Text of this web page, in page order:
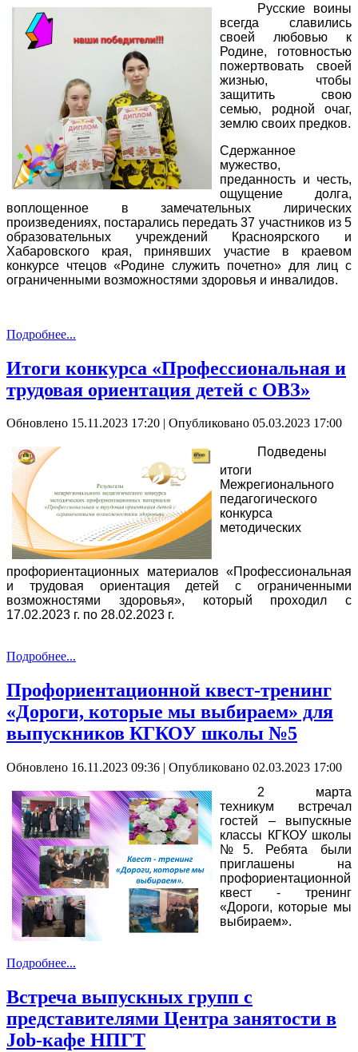
Русские воины
всегда славились
своей любовью к
Родине, готовностью
пожертвовать своей
жизнью, чтобы
защитить свою
семью, родной очаг,
землю своих предков.
Сдержанное
мужество,
преданность и честь,
ощущение долга,
воплощенное в замечательных лирических
произведениях, постарались передать 37 участников из 5
образовательных учреждений Красноярского и
Хабаровского края, принявших участие в краевом
конкурсе чтецов «Родине служить почетно» для лиц с
ограниченными возможностями здоровья и инвалидов.
Подробнее...
Итоги конкурса «Профессиональная и
трудовая ориентация детей с ОВЗ»
Обновлено 15.11.2023 17:20 | Опубликовано 05.03.2023 17:00
Подведены
итоги
Межрегионального
педагогического
конкурса
методических
профориентационных материалов «Профессиональная
и трудовая ориентация детей с ограниченными
возможностями здоровья», который проходил с
17.02.2023 г. по 28.02.2023 г.
Подробнее...
Профориентационной квест-тренинг
«Дороги, которые мы выбираем» для
выпускников КГКОУ школы №5
Обновлено 16.11.2023 09:36 | Опубликовано 02.03.2023 17:00
2 марта
техникум встречал
гостей – выпускные
классы КГКОУ школы
№5. Ребята были
приглашены на
профориентационной
квест - тренинг
«Дороги, которые мы
выбираем».
Подробнее...
Встреча выпускных групп с
представителями Центра занятости в
Job-кафе НПГТ